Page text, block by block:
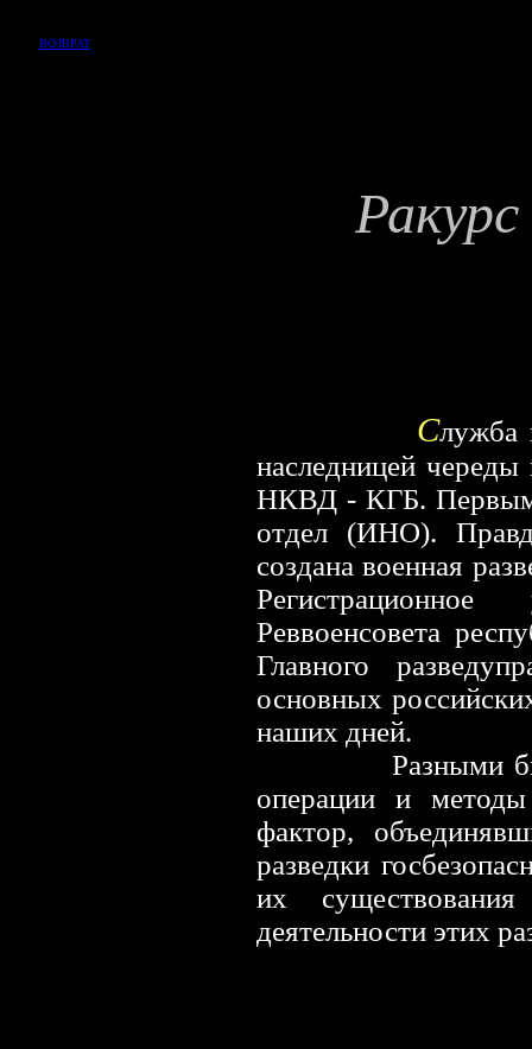
ВОЗВРАТ
Служба
наследницей
НКВД - КГБ. Первым
отдел (ИНО).
создана военная
Реввоенсовета
Главного
основных
наших дней.
Разными были
операции и
фактор,
разведки
их
деятельности этих